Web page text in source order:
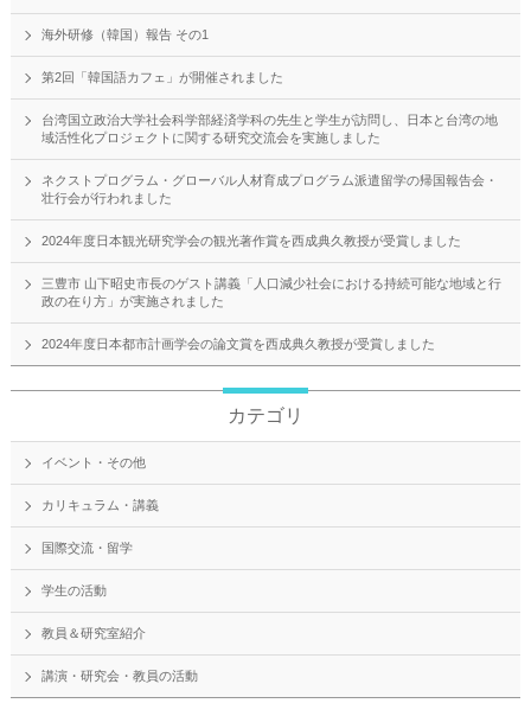
海外研修（韓国）報告 その1
第2回「韓国語カフェ」が開催されました
台湾国立政治大学社会科学部経済学科の先生と学生が訪問し、日本と台湾の地
域活性化プロジェクトに関する研究交流会を実施しました
ネクストプログラム・グローバル人材育成プログラム派遣留学の帰国報告会・
壮行会が行われました
2024年度日本観光研究学会の観光著作賞を西成典久教授が受賞しました
三豊市 山下昭史市長のゲスト講義「人口減少社会における持続可能な地域と行
政の在り方」が実施されました
2024年度日本都市計画学会の論文賞を西成典久教授が受賞しました
カテゴリ
イベント・その他
カリキュラム・講義
国際交流・留学
学生の活動
教員＆研究室紹介
講演・研究会・教員の活動